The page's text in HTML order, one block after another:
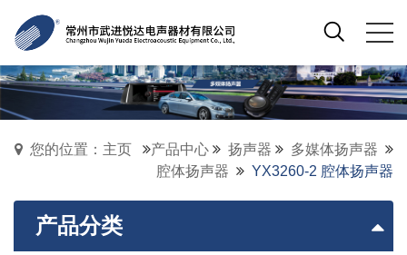
您的位置：主页 产品中心 扬声器
多媒体扬声器
腔体扬声器
YX3260-2 腔体扬声器
产品分类